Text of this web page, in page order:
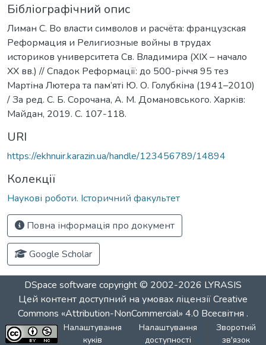
Бібліографічний опис
Лиман С. Во власти символов и расчёта: французская
Реформация и Религиозные войны в трудах
историков университета Св. Владимира (XIX – начало
XX вв.) // Спадок Реформації: до 500-річчя 95 тез
Мартіна Лютера та пам’яті Ю. О. Голубкіна (1941–2010)
/ За ред. С. Б. Сорочана, А. М. Домановського. Харків:
Майдан, 2019. С. 107-118.
URI
https://ekhnuir.karazin.ua/handle/123456789/14894
Колекції
Наукові роботи. Історичний факультет
Повна інформація про документ
Google Scholar
DSpace software copyright © 2002-2026 LYRASIS
Цей контент доступний на умовах ліцензіїCreative
Commons «Attribution-NonCommercial» 4.0 Всесвітня .
Налаштування
куків
Налаштування
доступності
Зворотній
зв'язок